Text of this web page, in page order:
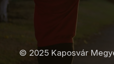
© 2025 Kaposvár